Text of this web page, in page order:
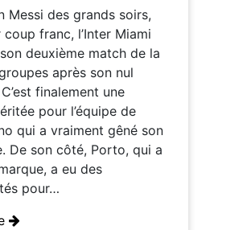
Messi des grands soirs,
franc, l’Inter Miami
deuxième match de la
après son nul
finalement une
pour l’équipe de
qui a vraiment gêné son
De son côté, Porto, qui a
a eu des
pour…